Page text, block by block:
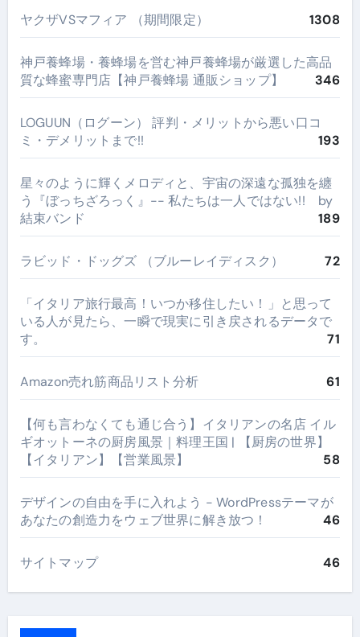
ヤクザVSマフィア （期間限定） 1308
神戸養蜂場・養蜂場を営む神戸養蜂場が厳選した高品
質な蜂蜜専門店【神戸養蜂場 通販ショップ】
346
LOGUUN（ログーン） 評判・メリットから悪い口コ
ミ・デメリットまで!!
193
星々のように輝くメロディと、宇宙の深遠な孤独を纏
う『ぼっちざろっく』-- 私たちは一人ではない!! by
結束バンド
189
ラビッド・ドッグズ （ブルーレイディスク） 72
​「イタリア旅行最高！いつか移住したい！」と思って
いる人が見たら、一瞬で現実に引き戻されるデータで
す。
71
Amazon売れ筋商品リスト分析 61
【何も言わなくても通じ合う】イタリアンの名店 イル
ギオットーネの厨房風景｜料理王国 | 【厨房の世界】
【イタリアン】【営業風景】
58
デザインの自由を手に入れよう - WordPressテーマが
あなたの創造力をウェブ世界に解き放つ！
46
サイトマップ 46